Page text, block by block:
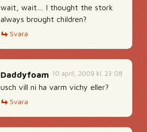
wait, wait… I thought the stork
always brought children?
Svara
10 april, 2009 kl. 23:08
Daddyfoam
usch vill ni ha varm vichy eller?
Svara